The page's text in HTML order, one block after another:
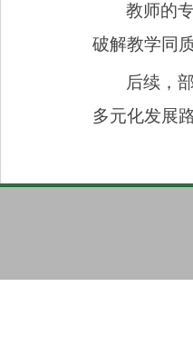
教师的
破解教学同
后续，
多元化发展